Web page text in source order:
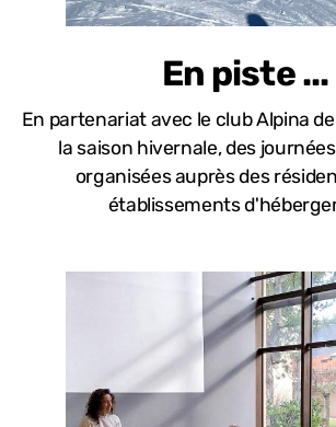
En piste ...
En partenariat avec le club Alpina
la saison hivernale, des
organisées auprès des
établissements